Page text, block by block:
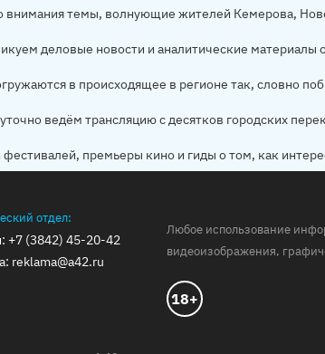
внимания темы, волнующие жителей Кемерова,
деловые новости и аналитические материалы
в происходящее в регионе так, словно
ведём трансляцию с десятков городских
фестивалей, премьеры кино и гиды о том, как
отдел:
+7 (3842) 45-20-42
reklama@a42.ru
Любое использование
видеоизображения,
18+